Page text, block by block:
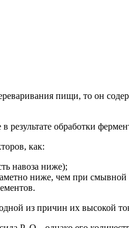
пищи, то он
результате обработки
как:
навоза ниже);
ниже, чем при смывной
из причин их высокой